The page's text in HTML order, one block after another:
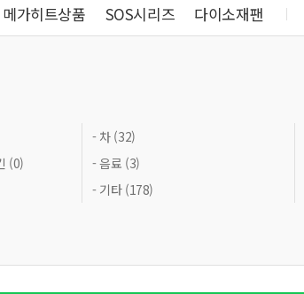
메가히트상품 SOS시리즈 다이소재팬
- 차 (32)
(0)
- 음료 (3)
- 기타 (178)